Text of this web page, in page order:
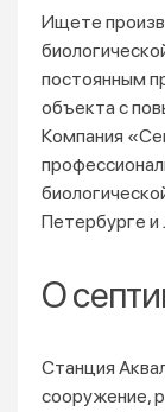
Ищете
постоянным
объекта с
Компания
Петербурге и
О
Станция
сооружение,